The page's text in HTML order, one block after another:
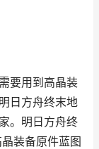
要用到高晶装
日方舟终末地
。明日方舟终
装备原件蓝图